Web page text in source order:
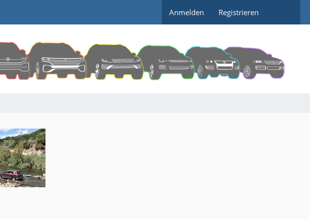
Anmelden Registrieren